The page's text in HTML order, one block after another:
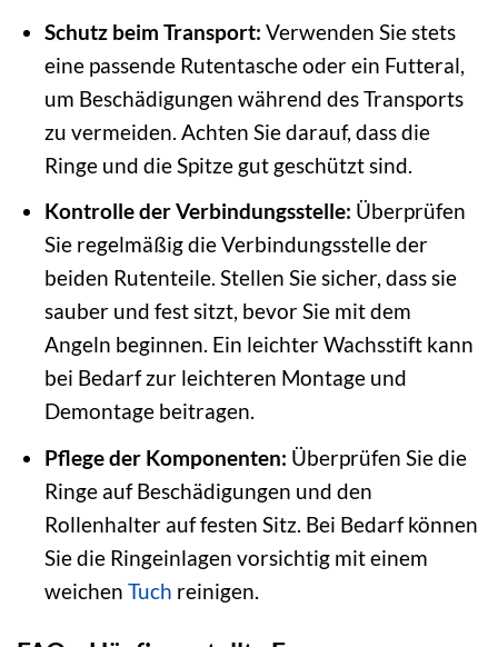
Schutz beim Transport: Verwenden Sie stets
eine passende Rutentasche oder ein Futteral,
um Beschädigungen während des Transports
zu vermeiden. Achten Sie darauf, dass die
Ringe und die Spitze gut geschützt sind.
Kontrolle der Verbindungsstelle: Überprüfen
Sie regelmäßig die Verbindungsstelle der
beiden Rutenteile. Stellen Sie sicher, dass sie
sauber und fest sitzt, bevor Sie mit dem
Angeln beginnen. Ein leichter Wachsstift kann
bei Bedarf zur leichteren Montage und
Demontage beitragen.
Pflege der Komponenten: Überprüfen Sie die
Ringe auf Beschädigungen und den
Rollenhalter auf festen Sitz. Bei Bedarf können
Sie die Ringeinlagen vorsichtig mit einem
weichen Tuch reinigen.